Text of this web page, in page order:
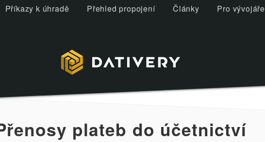
Příkazy k úhradě Přehled propojení Články Pro vývojáře
plateb do účetnictví